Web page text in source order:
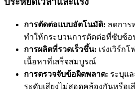
การตัดต่อแบบอัตโนมัติ: ลดการ
ทำให้กระบวนการตัดต่อที่ซับซ้อ
การผลิตที่รวดเร็วขึ้น: เร่งเวิร์ก
เนื้อหาที่เสร็จสมบูรณ์
การตรวจจับข้อผิดพลาด: ระบุแ
ระดับเสียงไม่สอดคล้องกันหรือ